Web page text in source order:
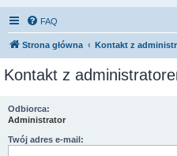
FAQ
Strona główna Kontakt z
Kontakt z
Odbiorca:
Administrator
Twój adres e-mail: